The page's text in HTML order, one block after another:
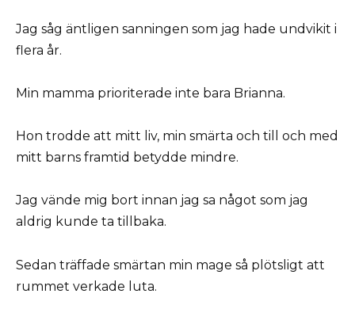
Jag såg äntligen sanningen som jag hade undvikit i
flera år.
Min mamma prioriterade inte bara Brianna.
Hon trodde att mitt liv, min smärta och till och med
mitt barns framtid betydde mindre.
Jag vände mig bort innan jag sa något som jag
aldrig kunde ta tillbaka.
Sedan träffade smärtan min mage så plötsligt att
rummet verkade luta.